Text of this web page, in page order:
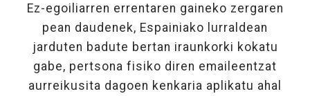
Ez-egoiliarren errentaren gaineko zergaren
pean daudenek, Espainiako lurraldean
jarduten badute bertan iraunkorki kokatu
gabe, pertsona fisiko diren emaileentzat
aurreikusita dagoen kenkaria aplikatu ahal